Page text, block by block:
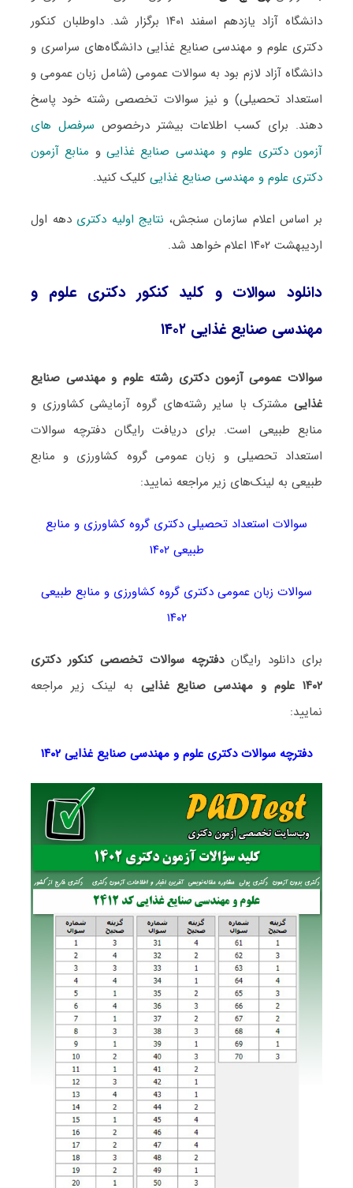
دانشگاه آزاد یازدهم اسفند ۱۴۰۱ برگزار شد. داوطلبان کنکور
دکتری علوم و مهندسی صنایع غذایی دانشگاه‌های سراسری و
دانشگاه آزاد لازم بود به سوالات عمومی (شامل زبان عمومی و
استعداد تحصیلی) و نیز سوالات تخصصی رشته خود پاسخ
دهند. برای کسب اطلاعات بیشتر درخصوص سرفصل های
آزمون دکتری علوم و مهندسی صنایع غذاییو منابع آزمون
دکتری علوم و مهندسی صنایع غذاییکلیک کنید.
بر اساس اعلام سازمان سنجش، نتایج اولیه دکتری دهه اول
اردیبهشت ۱۴۰۲ اعلام خواهد شد.
دانلود سوالات و کلید کنکور دکتری علوم و
مهندسی صنایع غذایی ۱۴۰۲
سوالات عمومی آزمون دکتری رشته علوم و مهندسی صنایع
غذاییمشترک با سایر رشته‌های گروه آزمایشی کشاورزی و
منابع طبیعی است. برای دریافت رایگان دفترچه سوالات
استعداد تحصیلی و زبان عمومی گروه کشاورزی و منابع
طبیعی به لینک‌های زیر مراجعه نمایید:
سوالات استعداد تحصیلی دکتری گروه کشاورزی و منابع
طبیعی ۱۴۰۲
سوالات زبان عمومی دکتری گروه کشاورزی و منابع طبیعی
۱۴۰۲
برای دانلود رایگاندفترچه سوالات تخصصی کنکور دکتری
۱۴۰۲ علوم و مهندسی صنایع غذایی
به لینک زیر مراجعه
نمایید:
دفترچه سوالات دکتری علوم و مهندسی صنایع غذایی ۱۴۰۲